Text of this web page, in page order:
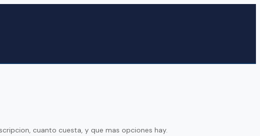
cuanto cuesta, y que mas opciones hay.